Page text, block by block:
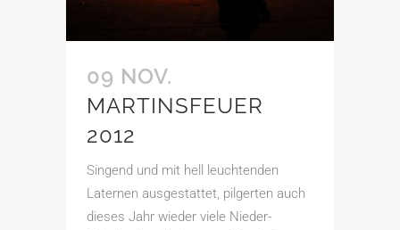
09 NOV.
MARTINSFEUER
2012
Singend und mit hell leuchtenden
Laternen ausgestattet, pilgerten auch
dieses Jahr wieder viele Nieder-